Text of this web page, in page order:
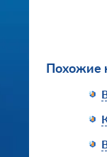
Похожие